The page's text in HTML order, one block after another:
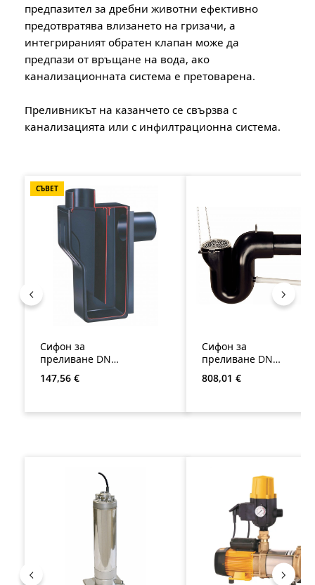
предпазител за дребни животни ефективно
предотвратява влизането на гризачи, а
интегрираният обратен клапан може да
предпази от връщане на вода, ако
канализационната система е претоварена.
Преливникът на казанчето се свързва с
канализацията или с инфилтрационна система.
СЪВЕТ
Сифон за
преливане DN
Редовна цена:
147,56 €
Сифон за
преливане DN
Редовна цена:
808,01 €